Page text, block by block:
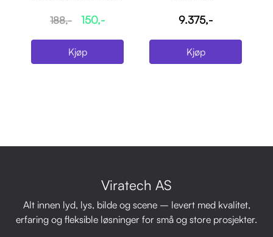
188,- 150,-
Kjøp
9.375,-
Kjøp
Viratech AS
Alt innen lyd, lys, bilde og scene – levert med kvalitet,
erfaring og fleksible løsninger for små og store prosjekter.